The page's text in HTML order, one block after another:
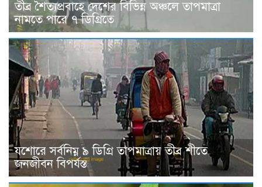
তীব্র শৈত্যপ্রবাহে দেশের বিভিন্ন অঞ্চলে তাপমাত্রা
নামতে পারে ৭ ডিগ্রিতে
যশোরে সর্বনিম্ন ৯ ডিগ্রি তাপমাত্রায় তীব্র শীতে
জনজীবন বিপর্যস্ত